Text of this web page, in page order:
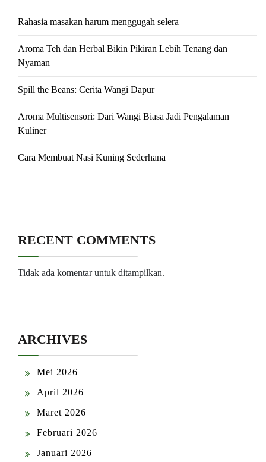
Rahasia masakan harum menggugah selera
Aroma Teh dan Herbal Bikin Pikiran Lebih Tenang dan
Nyaman
Spill the Beans: Cerita Wangi Dapur
Aroma Multisensori: Dari Wangi Biasa Jadi Pengalaman
Kuliner
Cara Membuat Nasi Kuning Sederhana
RECENT COMMENTS
Tidak ada komentar untuk ditampilkan.
ARCHIVES
Mei 2026
April 2026
Maret 2026
Februari 2026
Januari 2026